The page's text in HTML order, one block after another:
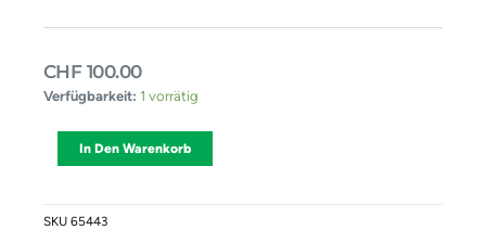
CHF100.00
Verfügbarkeit: 1 vorrätig
Egr
GOLF
FSI
In Den Warenkorb
SKU 65443